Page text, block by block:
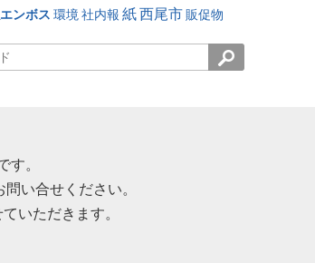
ンボス 環境 社内報 紙西尾市 販促物
。
い合せください。
いただきます。